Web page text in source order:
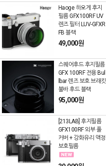
Haoge 하오게 후지
필름 GFX100RF UV
렌즈 필터 LUV-GFXR
FB 블랙
49,000원
스퀘어후드 후지필름
GFX 100RF 전용 Bul
lbar 렌즈 보호 브래킷
불바 후드 블랙
95,000원
[213LAB] 후지필름
GFX100RF 외부 풀
커버 + 강화유리 액정
보호필름